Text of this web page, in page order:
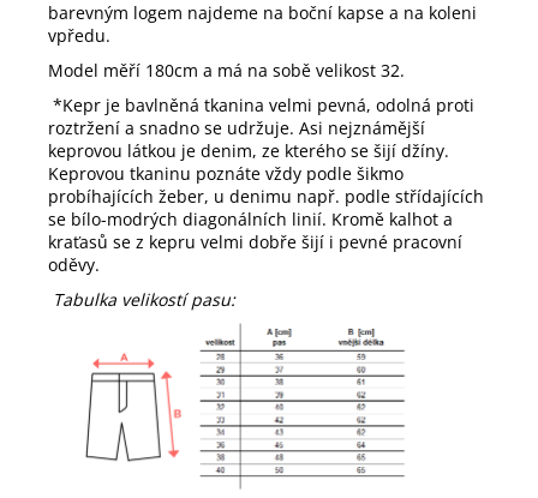
barevným logem najdeme na boční kapse a na koleni
vpředu.
Model měří 180cm a má na sobě velikost 32.
*Kepr je bavlněná tkanina velmi pevná, odolná proti
roztržení a snadno se udržuje. Asi nejznámější
keprovou látkou je denim, ze kterého se šijí džíny.
Keprovou tkaninu poznáte vždy podle šikmo
probíhajících žeber, u denimu např. podle střídajících
se bílo-modrých diagonálních linií. Kromě kalhot a
kraťasů se z kepru velmi dobře šijí i pevné pracovní
oděvy.
Tabulka velikostí pasu: